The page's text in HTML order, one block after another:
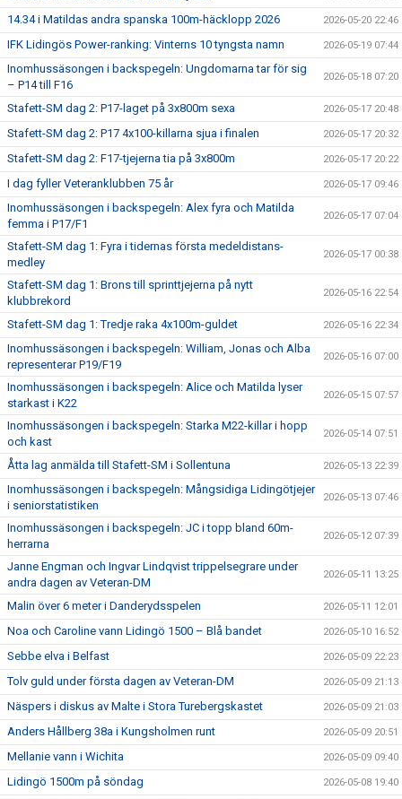
14.34 i Matildas andra spanska 100m-häcklopp 2026 2026-05-20 22:46
IFK Lidingös Power-ranking: Vinterns 10 tyngsta namn 2026-05-19 07:44
Inomhussäsongen i backspegeln: Ungdomarna tar för sig
– P14 till F16
2026-05-18 07:20
Stafett-SM dag 2: P17-laget på 3x800m sexa 2026-05-17 20:48
Stafett-SM dag 2: P17 4x100-killarna sjua i finalen 2026-05-17 20:32
Stafett-SM dag 2: F17-tjejerna tia på 3x800m 2026-05-17 20:22
I dag fyller Veteranklubben 75 år 2026-05-17 09:46
Inomhussäsongen i backspegeln: Alex fyra och Matilda
femma i P17/F1
2026-05-17 07:04
Stafett-SM dag 1: Fyra i tidernas första medeldistans-
medley
2026-05-17 00:38
Stafett-SM dag 1: Brons till sprinttjejerna på nytt
klubbrekord
2026-05-16 22:54
Stafett-SM dag 1: Tredje raka 4x100m-guldet 2026-05-16 22:34
Inomhussäsongen i backspegeln: William, Jonas och Alba
representerar P19/F19
2026-05-16 07:00
Inomhussäsongen i backspegeln: Alice och Matilda lyser
starkast i K22
2026-05-15 07:57
Inomhussäsongen i backspegeln: Starka M22-killar i hopp
och kast
2026-05-14 07:51
Åtta lag anmälda till Stafett-SM i Sollentuna 2026-05-13 22:39
Inomhussäsongen i backspegeln: Mångsidiga Lidingötjejer
i seniorstatistiken
2026-05-13 07:46
Inomhussäsongen i backspegeln: JC i topp bland 60m-
herrarna
2026-05-12 07:39
Janne Engman och Ingvar Lindqvist trippelsegrare under
andra dagen av Veteran-DM
2026-05-11 13:25
Malin över 6 meter i Danderydsspelen 2026-05-11 12:01
Noa och Caroline vann Lidingö 1500 – Blå bandet 2026-05-10 16:52
Sebbe elva i Belfast 2026-05-09 22:23
Tolv guld under första dagen av Veteran-DM 2026-05-09 21:13
Näspers i diskus av Malte i Stora Turebergskastet 2026-05-09 21:03
Anders Hållberg 38a i Kungsholmen runt 2026-05-09 20:51
Mellanie vann i Wichita 2026-05-09 09:40
Lidingö 1500m på söndag 2026-05-08 19:40